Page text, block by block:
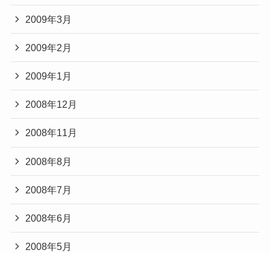
2009年3月
2009年2月
2009年1月
2008年12月
2008年11月
2008年8月
2008年7月
2008年6月
2008年5月